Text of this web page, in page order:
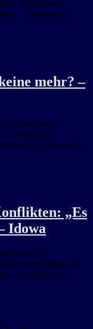
Völkerrecht.
– Völkerrecht
mehr? –
Abkommens,
Völkerrecht.
Alert – Völkerrecht
„Es
Idowa
für
sowie Sportrecht
– Völkerrecht